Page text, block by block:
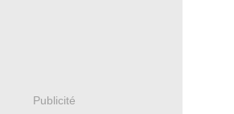
Publicité